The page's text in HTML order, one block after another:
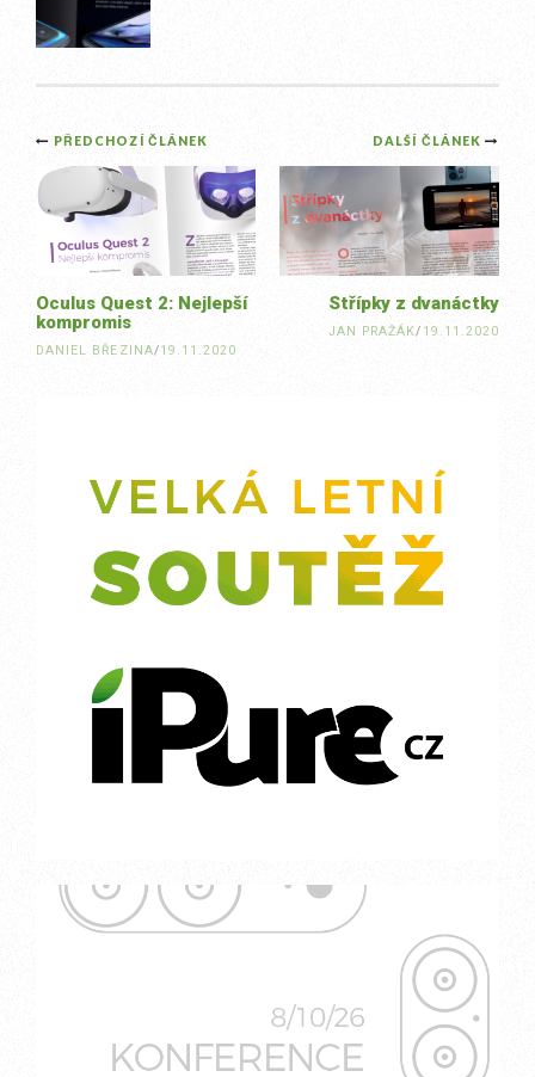
Post
navigation
DALŠÍ ČLÁNEK
Střípky z dvanáctky
JAN PRAŽÁK/ 19.11.2020
PŘEDCHOZÍ ČLÁNEK
Oculus Quest 2: Nejlepší
kompromis
DANIEL BŘEZINA/19.11.2020